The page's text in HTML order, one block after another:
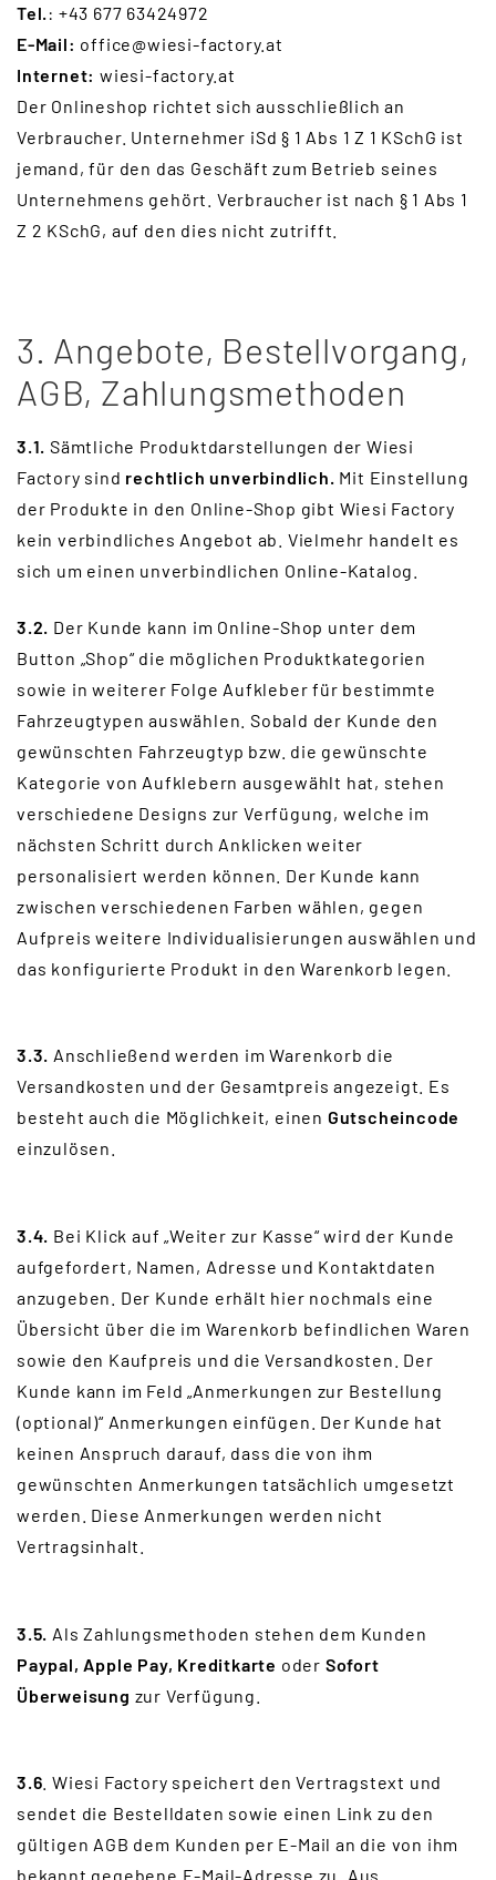
Tel.: +43 677 63424972
E-Mail: office@wiesi-factory.at
Internet: wiesi-factory.at
Der Onlineshop richtet sich ausschließlich an
Verbraucher. Unternehmer iSd § 1 Abs 1 Z 1 KSchG ist
jemand, für den das Geschäft zum Betrieb seines
Unternehmens gehört. Verbraucher ist nach § 1 Abs 1
Z 2 KSchG, auf den dies nicht zutrifft.
3. Angebote, Bestellvorgang,
AGB, Zahlungsmethoden
3.1. Sämtliche Produktdarstellungen der Wiesi
Factory sind rechtlich unverbindlich. Mit Einstellung
der Produkte in den Online-Shop gibt Wiesi Factory
kein verbindliches Angebot ab. Vielmehr handelt es
sich um einen unverbindlichen Online-Katalog.
3.2. Der Kunde kann im Online-Shop unter dem
Button „Shop“ die möglichen Produktkategorien
sowie in weiterer Folge Aufkleber für bestimmte
Fahrzeugtypen auswählen. Sobald der Kunde den
gewünschten Fahrzeugtyp bzw. die gewünschte
Kategorie von Aufklebern ausgewählt hat, stehen
verschiedene Designs zur Verfügung, welche im
nächsten Schritt durch Anklicken weiter
personalisiert werden können. Der Kunde kann
zwischen verschiedenen Farben wählen, gegen
Aufpreis weitere Individualisierungen auswählen und
das konfigurierte Produkt in den Warenkorb legen.
3.3. Anschließend werden im Warenkorb die
Versandkosten und der Gesamtpreis angezeigt. Es
besteht auch die Möglichkeit, einen Gutscheincode
einzulösen.
3.4. Bei Klick auf „Weiter zur Kasse“ wird der Kunde
aufgefordert, Namen, Adresse und Kontaktdaten
anzugeben. Der Kunde erhält hier nochmals eine
Übersicht über die im Warenkorb befindlichen Waren
sowie den Kaufpreis und die Versandkosten. Der
Kunde kann im Feld „Anmerkungen zur Bestellung
(optional)“ Anmerkungen einfügen. Der Kunde hat
keinen Anspruch darauf, dass die von ihm
gewünschten Anmerkungen tatsächlich umgesetzt
werden. Diese Anmerkungen werden nicht
Vertragsinhalt.
3.5. Als Zahlungsmethoden stehen dem Kunden
Paypal, Apple Pay, Kreditkarte oder Sofort
Überweisung zur Verfügung.
3.6 . Wiesi Factory speichert den Vertragstext und
sendet die Bestelldaten sowie einen Link zu den
gültigen AGB dem Kunden per E-Mail an die von ihm
bekannt gegebene E-Mail-Adresse zu. Aus